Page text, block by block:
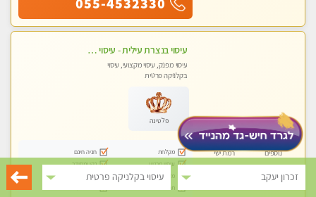
זכרון יעקב עיסוי בקלניקה פרטית
לפרטים
נוספים
עיסוי ב
רמת ישי
עיסוי בנצרת עילית - עיסוי מפנק מרגיע ושקט במקום מדהים עיסוי מושקע מאוד
עיסוי מפנק, עיסוי מקצועי, עיסוי
בקלניקה פרטית
פלטינה
מקלחת
חניה חינם
עיסוי מרגיע
נקי ומסודר
מקום פרטי
עיסוי מקצועי
תמונה אמיתית